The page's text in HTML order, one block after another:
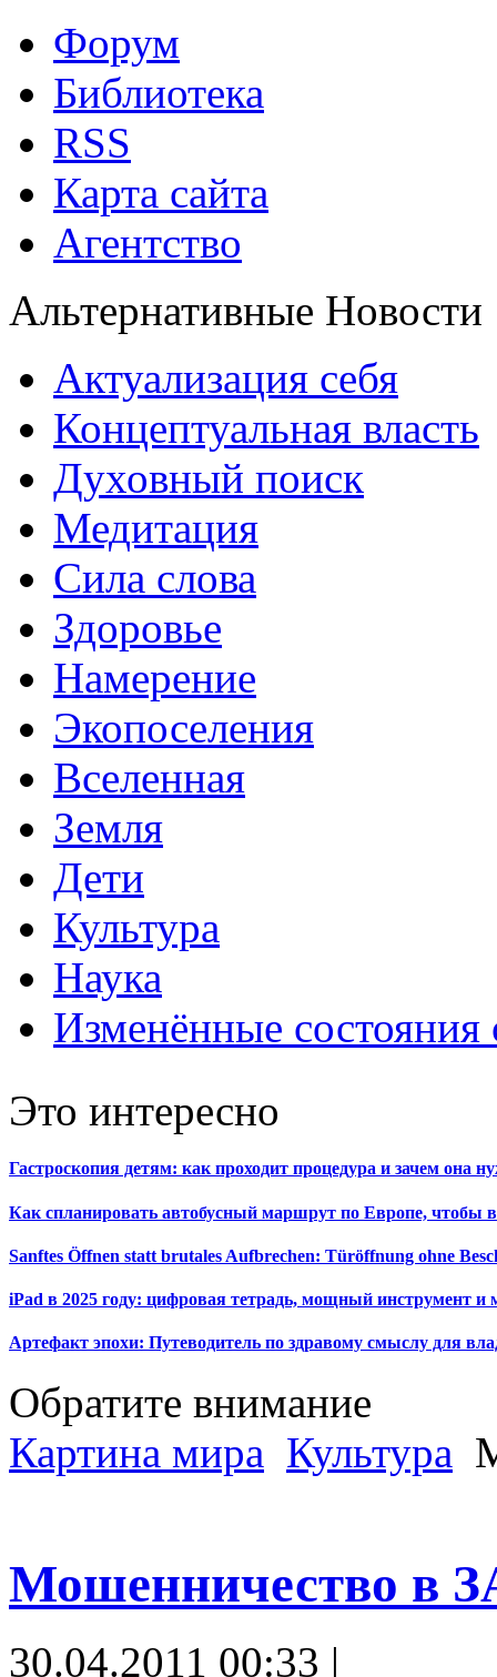
Форум
Библиотека
RSS
Карта сайта
Агентство
Альтернативные Новости
Актуализация себя
Концептуальная власть
Духовный поиск
Медитация
Сила слова
Здоровье
Намерение
Экопоселения
Вселенная
Земля
Дети
Культура
Наука
Изменённые состояния
Это интересно
Гастроскопия детям: как проходит процедура и зачем она
Как спланировать автобусный маршрут по Европе, чтобы
Sanftes Öffnen statt brutales Aufbrechen: Türöffnung ohne
iPad в 2025 году: цифровая тетрадь, мощный инструмент и
Артефакт эпохи: Путеводитель по здравому смыслу для
Обратите внимание
Картина мира Культура
Мошенничество в
30.04.2011 00:33 |